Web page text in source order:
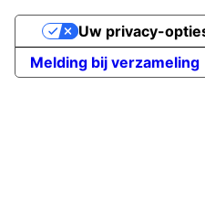
Melding bij verzameling
Uw privacy-